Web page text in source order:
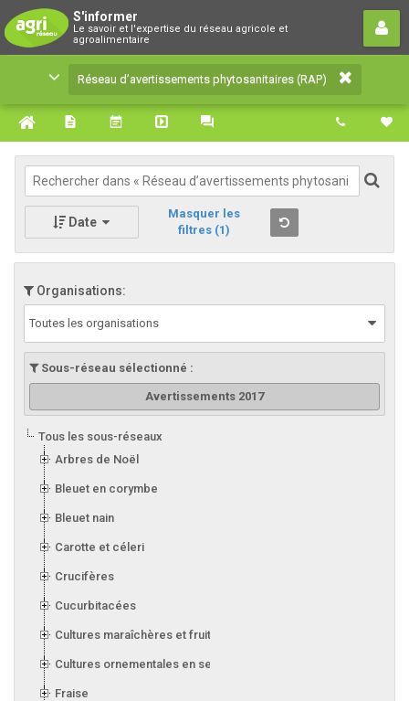
S'informer
Le savoir et l'expertise du réseau agricole et
agroalimentaire
Réseau d’avertissements
phytosanitaires (RAP)
Le savoir et l'expertise du réseau agricole et
agroalimentaire
Réseau d’avertissements phytosanitaires (RAP)
Date
Masquer les
filtres (1)
Organisations:
Toutes les organisations
Sous-réseau sélectionné :
Avertissements 2017
Tous les sous-réseaux
Arbres de Noël
Bleuet en corymbe
Bleuet nain
Carotte et céleri
Crucifères
Cucurbitacées
Cultures maraîchères et fruitières en serre
Cultures ornementales en serre
Fraise